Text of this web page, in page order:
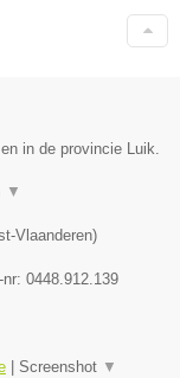
in de provincie Luik.
▼
Vlaanderen)
0448.912.139
Screenshot ▼